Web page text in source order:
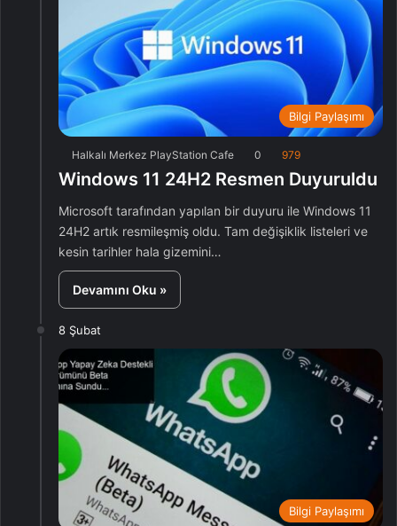
Bilgi Paylaşımı
Halkalı Merkez PlayStation Cafe 0 979
Windows 11 24H2 Resmen Duyuruldu
Microsoft tarafından yapılan bir duyuru ile Windows 11
24H2 artık resmileşmiş oldu. Tam değişiklik listeleri ve
kesin tarihler hala gizemini…
Devamını Oku »
8 Şubat
Bilgi Paylaşımı